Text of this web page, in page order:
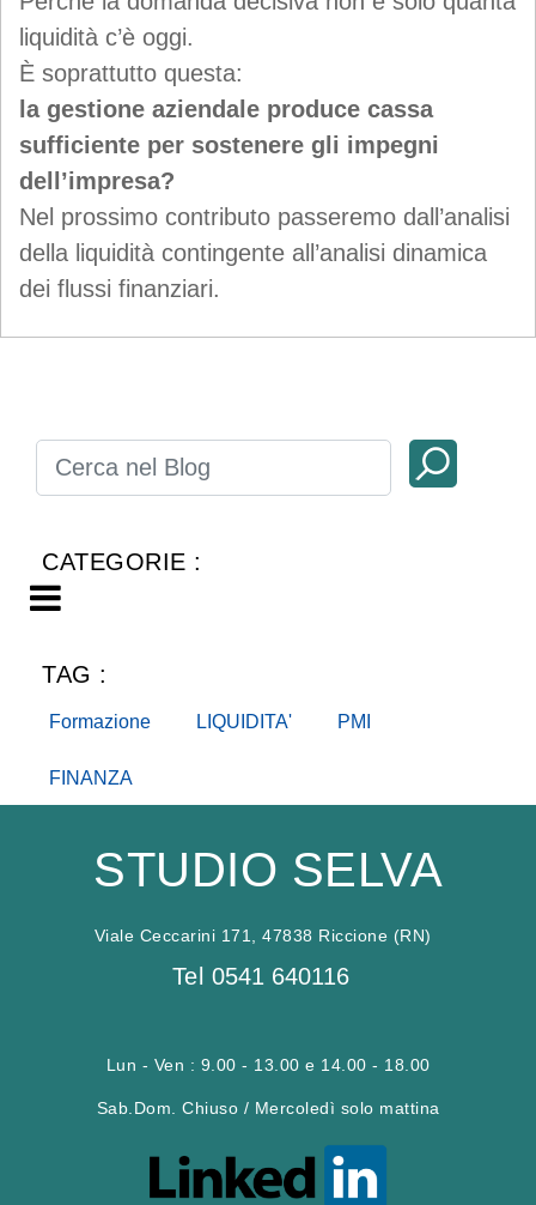
liquidità c’è oggi.
È soprattutto questa:
la gestione aziendale produce cassa
sufficiente per sostenere gli impegni
dell’impresa?
Nel prossimo contributo passeremo dall’analisi
della liquidità contingente all’analisi dinamica
dei flussi finanziari.
CATEGORIE :
Open menu
TAG :
Formazione LIQUIDITA' PMI
FINANZA
STUDIO SELVA
Viale Ceccarini 171, 47838 Riccione (RN)
Tel 0541 640116
Lun - Ven : 9.00 - 13.00 e 14.00 - 18.00
Sab.Dom. Chiuso / Mercoledì solo mattina